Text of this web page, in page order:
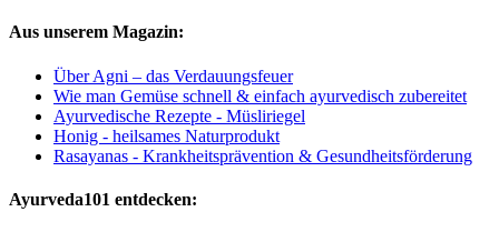
Aus unserem Magazin:
Über Agni – das Verdauungsfeuer
Wie man Gemüse schnell & einfach ayurvedisch zubereitet
Ayurvedische Rezepte - Müsliriegel
Honig - heilsames Naturprodukt
Rasayanas - Krankheitsprävention & Gesundheitsförderung
Ayurveda101 entdecken: